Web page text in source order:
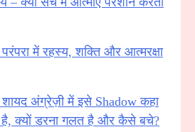
में रहस्य, शक्ति और आत्मरक्षा
शायद अंग्रेज़ी में इसे Shadow कहा
है, क्यों डरना गलत है और कैसे बचे?